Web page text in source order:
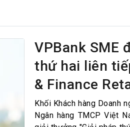
hàng
VPBank SME
thứ hai liên
& Finance
Khối Khách hàng Doanh
Ngân hàng TMCP Việt